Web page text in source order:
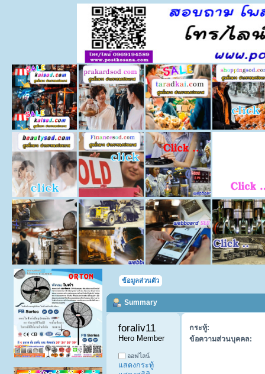
ข้อมูลส่วนตัว
Summary
foraliv11
Hero Member
ออฟไลน์
แสดงกระทู้
กระทู้:
ข้อความส่วนบุคคล: